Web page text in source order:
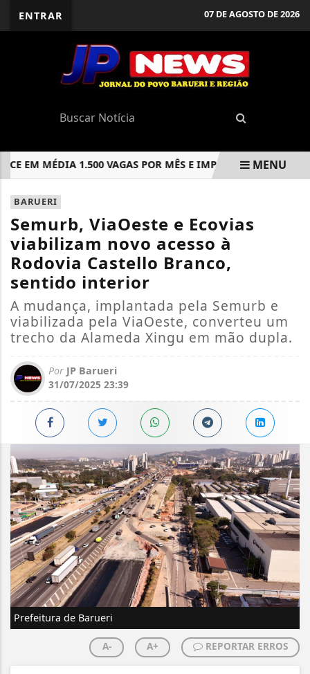
ENTRAR 07 DE AGOSTO DE 2026
MÉDIA 1.500 VAGAS POR MÊS E IMPULSIONA GERAÇÃO DE
EM ALTA
MENU
BARUERI
Semurb, ViaOeste e Ecovias
viabilizam novo acesso à
Rodovia Castello Branco,
sentido interior
A mudança, implantada pela Semurb e
viabilizada pela ViaOeste, converteu um
trecho da Alameda Xingu em mão dupla.
Por JP Barueri
31/07/2025 23:39
Prefeitura de Barueri
A- A+ REPORTAR ERROS